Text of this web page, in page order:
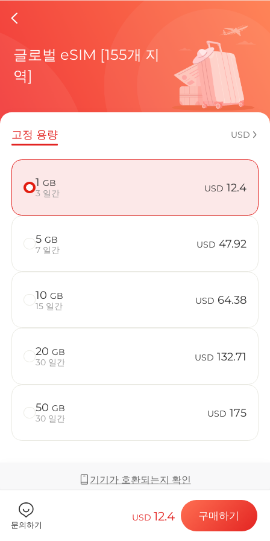
Guinea
현재 목적
eSIM을 즐
Guinea
Billion
목적지 및 데
데이터 요금
글로벌 eSIM [155개 지
역]
고정 용량 USD
1 GB
3 일간
USD 12.4
5 GB
7 일간
USD 47.92
10 GB
15 일간
USD 64.38
20 GB
30 일간
USD 132.71
50 GB
30 일간
USD 175
기기가 호환되는지 확인
커버리지 및 네트워크
문의하기
USD 12.4 구매하기